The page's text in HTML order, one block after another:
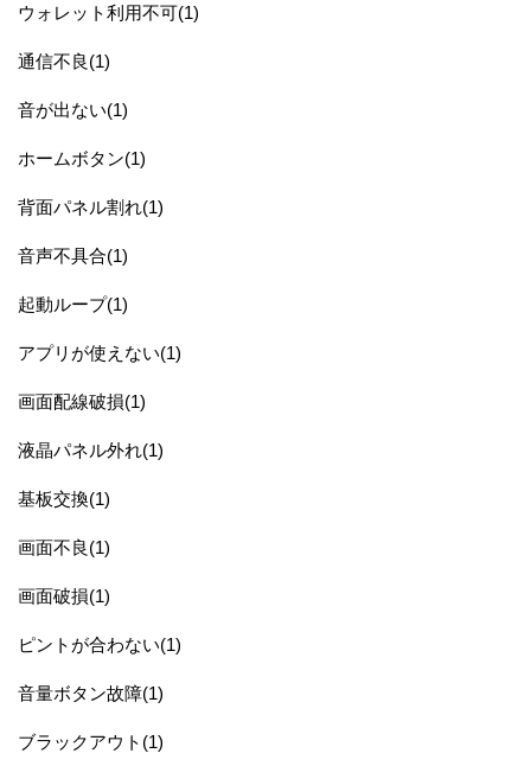
ウォレット利用不可(1)
通信不良(1)
音が出ない(1)
ホームボタン(1)
背面パネル割れ(1)
音声不具合(1)
起動ループ(1)
アプリが使えない(1)
画面配線破損(1)
液晶パネル外れ(1)
基板交換(1)
画面不良(1)
画面破損(1)
ピントが合わない(1)
音量ボタン故障(1)
ブラックアウト(1)